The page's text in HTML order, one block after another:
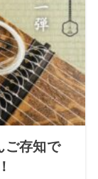
ご存知で